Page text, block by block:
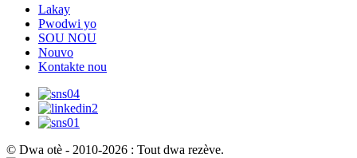
Lakay
Pwodwi yo
SOU NOU
Nouvo
Kontakte nou
© Dwa otè - 2010-2026 : Tout dwa rezève.